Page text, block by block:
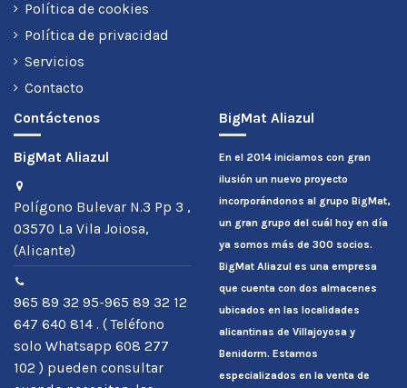
Política de cookies
Política de privacidad
Servicios
Contacto
Contáctenos
BigMat Aliazul
Polígono Bulevar N.3 Pp 3 ,
03570 La Vila Joiosa,
(Alicante)
965 89 32 95-965 89 32 12
647 640 814 . ( Teléfono
solo Whatsapp 608 277
102 ) pueden consultar
BigMat Aliazul
En el 2014 iniciamos con gran
ilusión un nuevo proyecto
incorporándonos al grupo BigMat,
un gran grupo del cuál hoy en día
ya somos más de 300 socios.
BigMat Aliazul es una empresa
que cuenta con dos almacenes
ubicados en las localidades
alicantinas de Villajoyosa y
Benidorm. Estamos
especializados en la venta de